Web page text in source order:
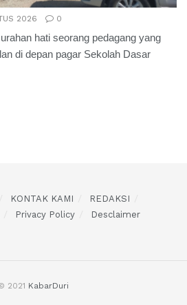
2026 0
hati seorang pedagang yang
di depan pagar Sekolah Dasar
KONTAK KAMI
REDAKSI
Privacy Policy Desclaimer
2021 KabarDuri